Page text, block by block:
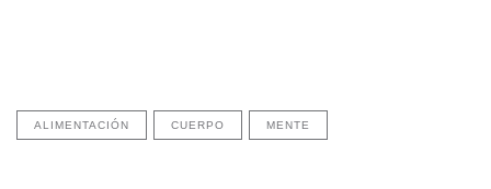
ALIMENTACIÓN CUERPO MENTE